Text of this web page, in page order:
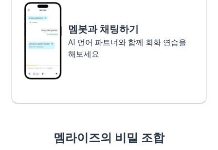
멤봇과 채팅하기
AI 언어 파트너와 함께 회화 연습을
해보세요
멤라이즈의 비밀 조합